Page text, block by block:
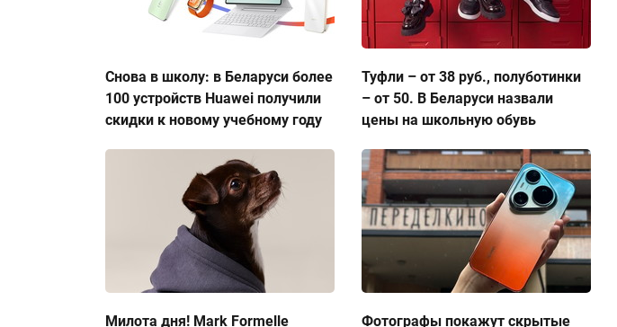
Снова в школу: в Беларуси более
100 устройств Huawei получили
скидки к новому учебному году
Туфли – от 38 руб., полуботинки
– от 50. В Беларуси назвали
цены на школьную обувь
Милота дня! Mark Formelle Фотографы покажут скрытые